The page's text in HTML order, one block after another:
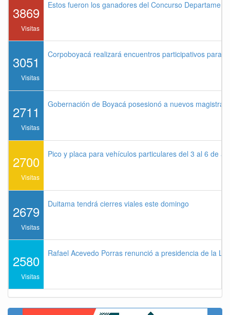
3869
Visitas
Estos fueron los ganadores del Concurso
3051
Visitas
Corpoboyacá realizará encuentros participativos para
2711
Visitas
Gobernación de Boyacá posesionó a nuevos
2700
Visitas
Pico y placa para vehículos particulares del 3 al 6 de
2679
Visitas
Duitama tendrá cierres viales este domingo
2580
Visitas
Rafael Acevedo Porras renunció a presidencia de la